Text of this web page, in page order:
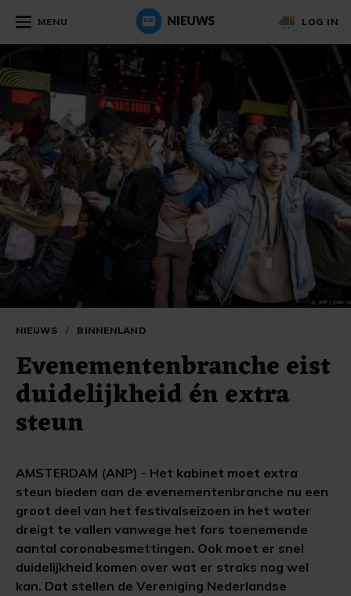
MENU LOG IN
NIEUWS / BINNENLAND
Evenementenbranche eist
duidelijkheid én extra
steun
AMSTERDAM (ANP) - Het kabinet moet extra
steun bieden aan de evenementenbranche nu een
groot deel van het festivalseizoen in het water
dreigt te vallen vanwege het fors toenemende
aantal coronabesmettingen. Ook moet er snel
duidelijkheid komen over wat er straks nog wel
kan. Dat stellen de Vereniging Nederlandse